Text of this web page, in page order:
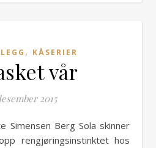
, KÅSERIER
vår
2015
rengjøringsinstinktet hos